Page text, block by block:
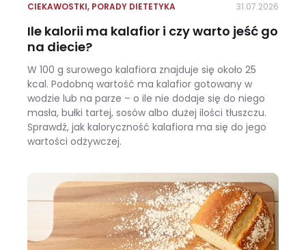
CIEKAWOSTKI, PORADY DIETETYKA 31.07.2026
Ile kalorii ma kalafior i czy warto jeść go
na diecie?
W 100 g surowego kalafiora znajduje się około 25
kcal. Podobną wartość ma kalafior gotowany w
wodzie lub na parze – o ile nie dodaje się do niego
masła, bułki tartej, sosów albo dużej ilości tłuszczu.
Sprawdź, jak kaloryczność kalafiora ma się do jego
wartości odżywczej.